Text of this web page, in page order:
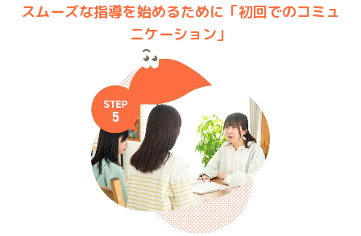
スムーズな指導を始めるために「初回でのコミュ
ニケーション」